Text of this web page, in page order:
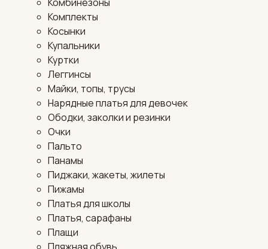
Комбинезоны
Комплекты
Косынки
Купальники
Куртки
Леггинсы
Майки, топы, трусы
Нарядные платья для девочек
Ободки, заколки и резинки
Очки
Пальто
Панамы
Пиджаки, жакеты, жилеты
Пижамы
Платья для школы
Платья, сарафаны
Плащи